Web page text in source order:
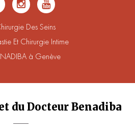
Des Seins
Et Chirurgie Intime
à Genève
du Docteur Benadiba